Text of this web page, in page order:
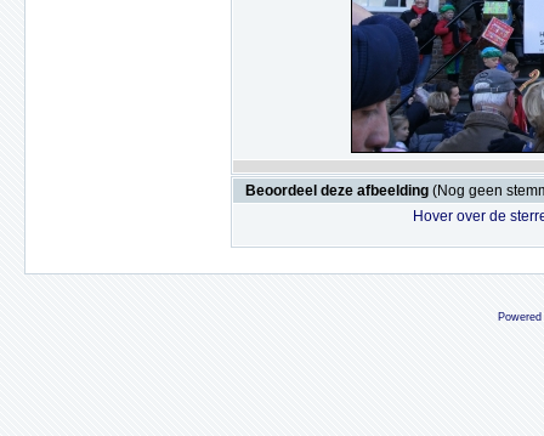
Beoordeel deze afbeelding (Nog geen
Hover over de